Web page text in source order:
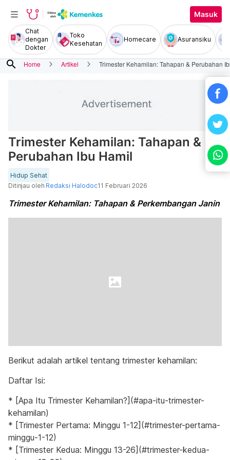
Masuk
Chat
dengan
Dokter
Toko
Kesehatan
Homecare Asuransiku
search Home Artikel Trimester Kehamilan: Tahapan & Perubahan
Trimester Kehamilan: Tahapan &
Perubahan Ibu Hamil
Hidup Sehat
Ditinjau oleh Redaksi Halodoc11 Februari 2026
Trimester Kehamilan: Tahapan & Perkembangan Janin
Berikut adalah artikel tentang trimester kehamilan:
Daftar Isi:
* [Apa Itu Trimester Kehamilan?](#apa-itu-trimester-
kehamilan)
* [Trimester Pertama: Minggu 1-12](#trimester-pertama-
minggu-1-12)
* [Trimester Kedua: Minggu 13-26](#trimester-kedua-